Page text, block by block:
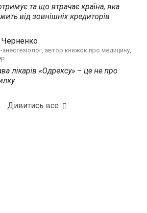
та що втрачає країна, яка
від зовнішніх кредиторів
Черненко
анестезіолог, автор книжок про медицину,
лікарів «Одрексу» – це не про
Дивитись все